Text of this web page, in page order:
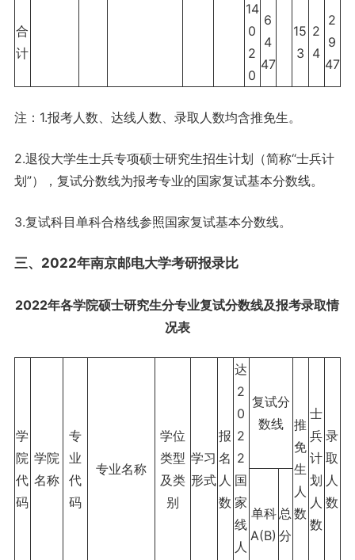
合
计
14
0
2
0
6
4
47
15
3
2
4
2
9
47
注：1.报考人数、达线人数、录取人数均含推免生。
2.退役大学生士兵专项硕士研究生招生计划（简称“士兵计
划”），复试分数线为报考专业的国家复试基本分数线。
3.复试科目单科合格线参照国家复试基本分数线。
三、2022年南京邮电大学考研报录比
2022年各学院硕士研究生分专业复试分数线及报考录取情
况表
学
院
代
码
学院
名称
专
业
代
码
专业名称
学位
类型
及类
别
学习
形式
报
名
人
数
达
2
0
2
2
国
家
线
人
复试分
数线
推
免
生
人
数
士
兵
计
划
人
数
录
取
人
数
单科
A(B)
总
分